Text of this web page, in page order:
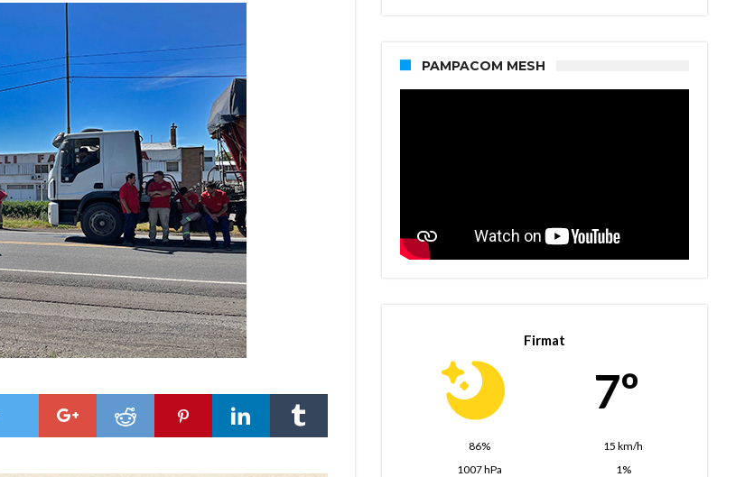
PAMPACOM MESH
Firmat
7º
86%
15 km/h
1007 hPa
1%